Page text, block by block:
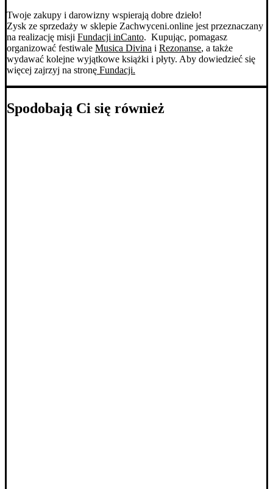
Twoje zakupy i darowizny wspierają dobre dzieło!
Zysk ze sprzedaży w sklepie Zachwyceni.online jest przeznaczany
na realizację misji Fundacji inCanto. Kupując, pomagasz
organizować festiwale Musica Divina i Rezonanse, a także
wydawać kolejne wyjątkowe książki i płyty. Aby dowiedzieć się
więcej zajrzyj na stronę Fundacji.
Spodobają Ci się również